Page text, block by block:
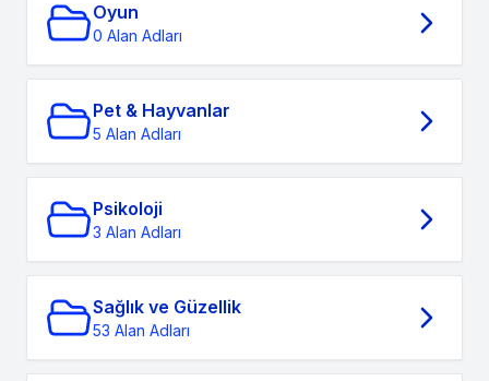
Oyun
0 Alan Adları
Pet & Hayvanlar
5 Alan Adları
Psikoloji
3 Alan Adları
Sağlık ve Güzellik
53 Alan Adları